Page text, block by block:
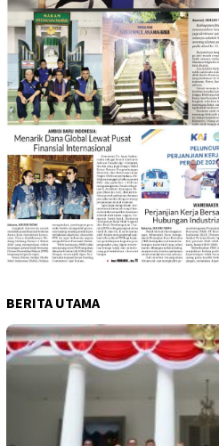
BERITA UTAMA